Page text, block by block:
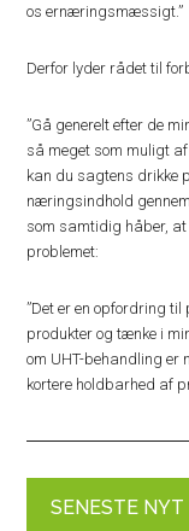
os ernæringsmæssigt.”
Derfor lyder rådet til
”Gå generelt efter de
så meget som muligt
kan du sagtens drikke
næringsindhold
som samtidig håber,
problemet:
”Det er en opfordring
produkter og tænke i
om UHT-behandling er
kortere holdbarhed af
SENESTE